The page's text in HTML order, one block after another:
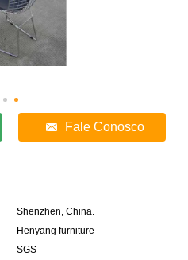
Fale Conosco
Shenzhen, China.
Henyang furniture
SGS